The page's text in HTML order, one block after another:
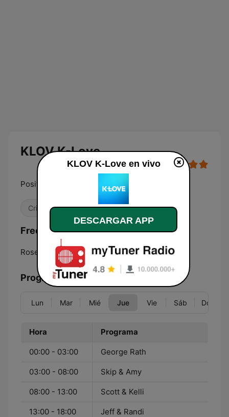
KLOV K-Love
Positive, Encouraging, K-LOVE.
Cristiana
Frecuencias KLOV K-Love:
Roseburg: 89.3 FM
Programación
Lun Mar Mié Jue Vie Sáb Dom
Hora Programa
00:00 - 03:00 George Rath
03:00 - 08:00 Skip & Amy
08:00 - 13:00 Scott & Kelli
13:00 - 18:00 Jeff & Randi
KLOV K-Love en vivo
DESCARGAR APP